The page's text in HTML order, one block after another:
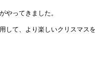
やってきました。
して、より楽しいクリスマ